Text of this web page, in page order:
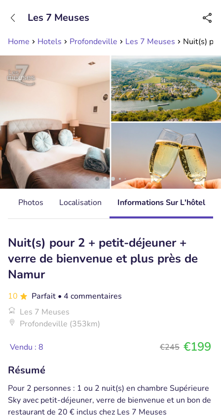
Disponible jusqu'à 23:00 heures
Home Hotels Profondeville Les 7 Meuses Nuit(s)
Les 7 Meuses
Photos Localisation Informations Sur L'hôtel
Nuit(s) pour 2 + petit-déjeuner +
verre de bienvenue et plus près de
Namur
10 Parfait • 4 commentaires
Les 7 Meuses
Profondeville (353km)
Vendu : 8 €245 €199
Résumé
Pour 2 personnes : 1 ou 2 nuit(s) en chambre Supérieure
Sky avec petit-déjeuner, verre de bienvenue et un bon de
restaurant de 20 € inclus chez Les 7 Meuses